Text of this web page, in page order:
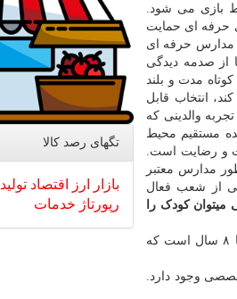
بازی می شود.
حرفه ای حمایت
مدارس حرفه ای
از صدمه دیدگی
مدت و بلند
انتخاب قابل
تجربه والدینی که
مستقیم محیط
و رضایت است.
مدارس معتبر
از شعب فعال
میتوان کودک را
، سنین ۶ تا ۸ سال است که
وجود دارد.
تگهای رصد كالا
بازار ارز اقتصاد تولید
رپورتاژ خدمات